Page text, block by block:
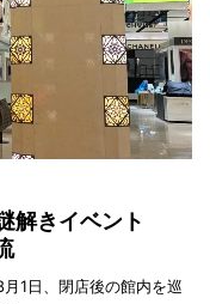
解きイベント
1日、閉店後の館内を巡